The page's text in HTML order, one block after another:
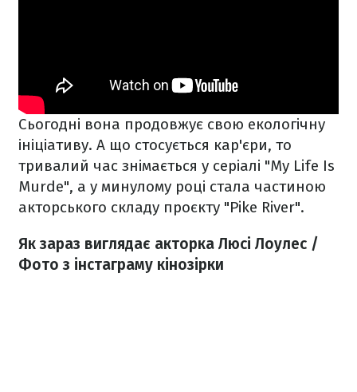
Сьогодні вона продовжує свою екологічну
ініціативу. А що стосується кар'єри, то
тривалий час знімається у серіалі "My Life Is
Murde", а у минулому році стала частиною
акторського складу проєкту "Pike River".
Як зараз виглядає акторка Люсі Лоулес /
Фото з інстаграму кінозірки